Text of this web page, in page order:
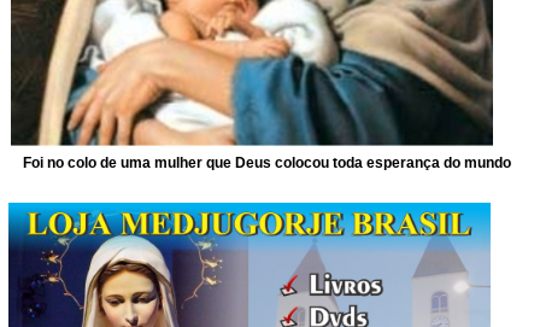
Foi no colo de uma mulher que Deus colocou toda esperança do mundo